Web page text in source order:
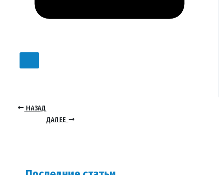
НАЗАД
ДАЛЕЕ